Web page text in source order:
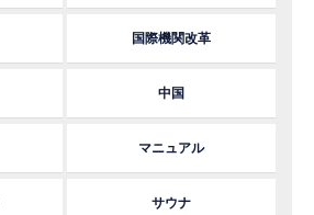
国際機関改革
中国
マニュアル
サウナ